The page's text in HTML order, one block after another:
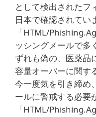
として検出されたフ
日本で確認されてい
「HTML/
ッシングメールで多
ずれも偽の、医薬品
容量オーバーに関す
今一度気を引き締め
ールに警戒する必要
「HTML/